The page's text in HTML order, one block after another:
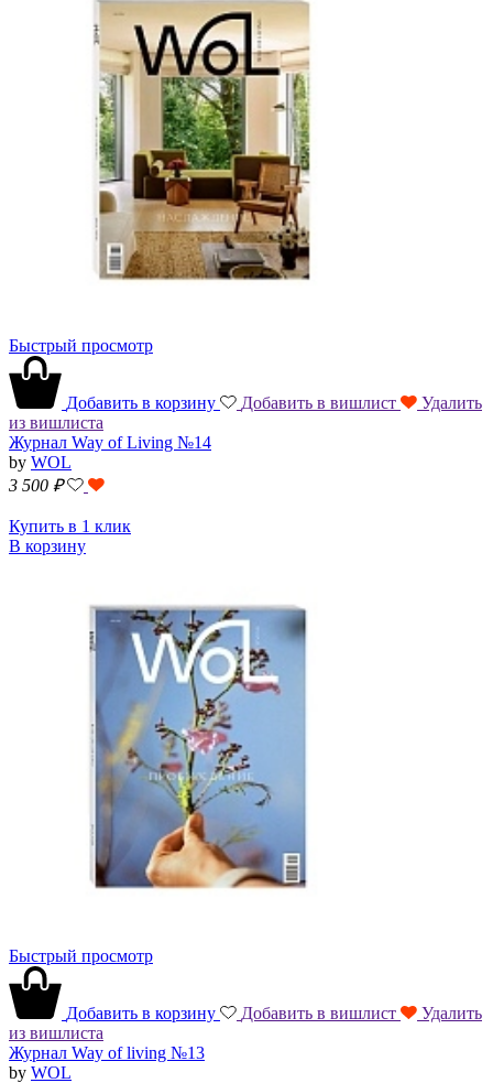
Быстрый просмотр
Добавить в корзину Добавить в вишлист
Удалить
из вишлиста
Журнал Way of Living №14
by WOL
3 500 ₽
Купить в 1 клик
В корзину
Быстрый просмотр
Добавить в корзину Добавить в вишлист
Удалить
из вишлиста
Журнал Way of living №13
by WOL